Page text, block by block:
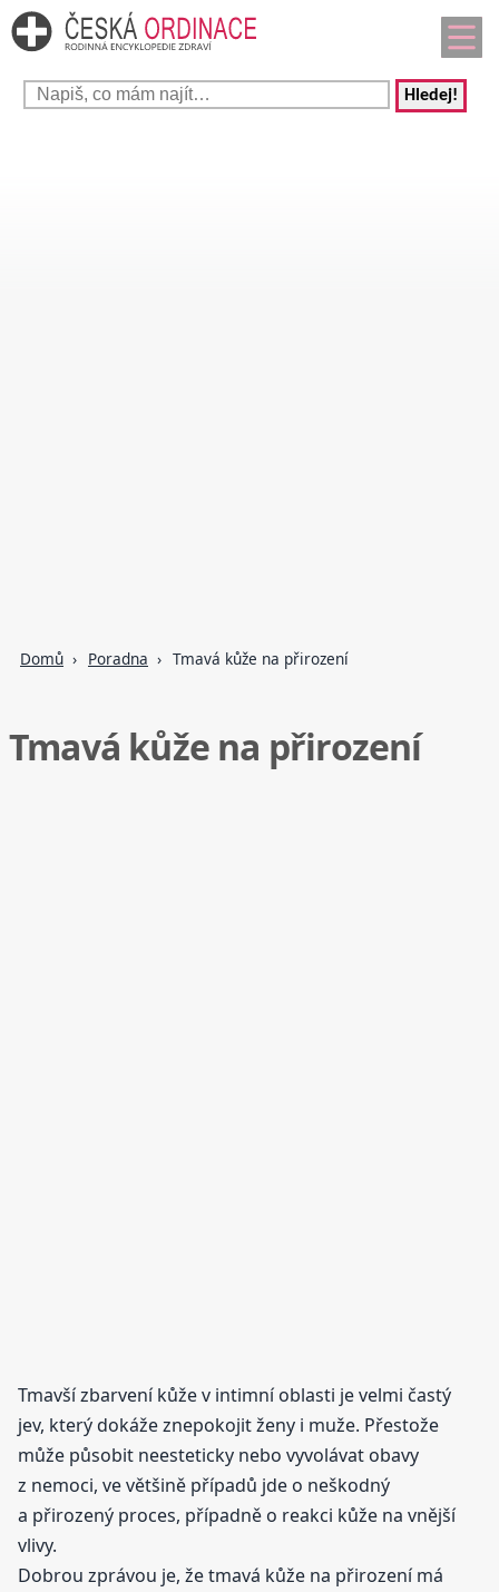
Hledej!
Domů Poradna Tmavá kůže na přirození
Tmavá kůže na přirození
Tmavší zbarvení kůže v intimní oblasti je velmi častý
jev, který dokáže znepokojit ženy i muže. Přestože
může působit neesteticky nebo vyvolávat obavy
z nemoci, ve většině případů jde o neškodný
a přirozený proces, případně o reakci kůže na vnější
vlivy.
Dobrou zprávou je, že tmavá kůže na přirození má